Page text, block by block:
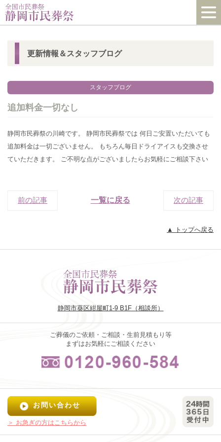
更新情報＆スタッフブログ
スタッフブログ
追加料金一切なし
静岡市民葬祭の川崎です。 静岡市民葬祭では 何日ご安置いただいても
追加料金は一切ございません。 もちろん毎日ドライアイスも交換させ
ていただきます。 ご不明な点がございましたらお気軽にご相談下さい
前の記事 一覧に戻る 次の記事
▲ トップへ戻る
静岡市葵区紺屋町1-9 B1F（相談所）
ご葬儀のご依頼・ご相談・生前見積もり等
まずはお気軽にご相談ください
お問い合わせ
＞ お急ぎの方はこちらから